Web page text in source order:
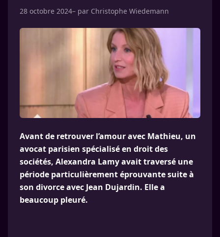
28 octobre 2024– par Christophe Wiedemann
Avant de retrouver l’amour avec Mathieu, un
avocat parisien spécialisé en droit des
sociétés, Alexandra Lamy avait traversé une
période particulièrement éprouvante suite à
son divorce avec Jean Dujardin. Elle a
beaucoup pleuré.